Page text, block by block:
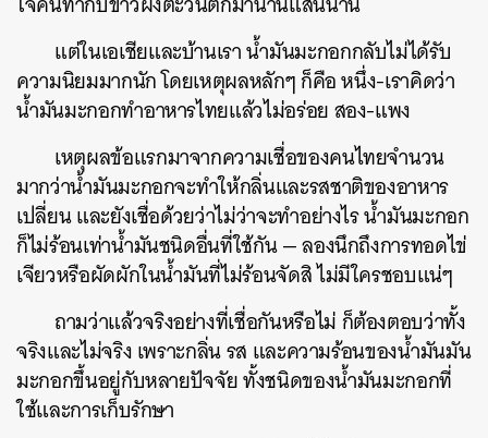
แต่ในเอเชียและบ้านเรา น้ำมันมะกอกกลับไม่ได้รับ
ความนิยมมากนัก โดยเหตุผลหลักๆ ก็คือ หนึ่ง-เราคิดว่า
น้ำมันมะกอกทำอาหารไทยแล้วไม่อร่อย สอง-แพง
เหตุผลข้อแรกมาจากความเชื่อของคนไทยจำนวน
มากว่าน้ำมันมะกอกจะทำให้กลิ่นและรสชาติของอาหาร
เปลี่ยน และยังเชื่อด้วยว่าไม่ว่าจะทำอย่างไร น้ำมันมะกอก
ก็ไม่ร้อนเท่าน้ำมันชนิดอื่นที่ใช้กัน — ลองนึกถึงการทอดไข่
เจียวหรือผัดผักในน้ำมันที่ไม่ร้อนจัดสิ ไม่มีใครชอบแน่ๆ
ถามว่าแล้วจริงอย่างที่เชื่อกันหรือไม่ ก็ต้องตอบว่าทั้ง
จริงและไม่จริง เพราะกลิ่น รส และความร้อนของน้ำมันมัน
มะกอกขึ้นอยู่กับหลายปัจจัย ทั้งชนิดของน้ำมันมะกอกที่
ใช้และการเก็บรักษา